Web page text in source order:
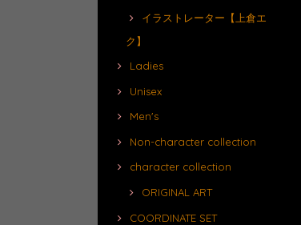
イラストレーター【上倉エ
ク】
Ladies
Unisex
Men's
Non-character collection
character collection
ORIGINAL ART
COORDINATE SET